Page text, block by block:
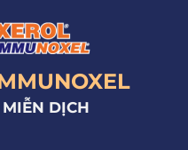
DỊCH